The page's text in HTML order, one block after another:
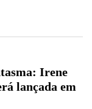
Irene
lançada em